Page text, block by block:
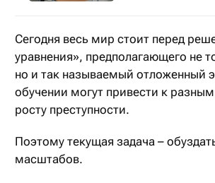
Сегодня весь мир стоит перед
уравнения», предполагающего не
но и так называемый отложенный
обучении могут привести к
росту преступности.
Поэтому текущая задача –
масштабов.